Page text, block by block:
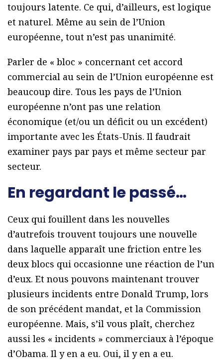
toujours latente. Ce qui, d’ailleurs, est logique
et naturel. Même au sein de l’Union
européenne, tout n’est pas unanimité.
Parler de « bloc » concernant cet accord
commercial au sein de l’Union européenne est
beaucoup dire. Tous les pays de l’Union
européenne n’ont pas une relation
économique (et/ou un déficit ou un excédent)
importante avec les États-Unis. Il faudrait
examiner pays par pays et même secteur par
secteur.
En regardant le passé…
Ceux qui fouillent dans les nouvelles
d’autrefois trouvent toujours une nouvelle
dans laquelle apparaît une friction entre les
deux blocs qui occasionne une réaction de l’un
d’eux. Et nous pouvons maintenant trouver
plusieurs incidents entre Donald Trump, lors
de son précédent mandat, et la Commission
européenne. Mais, s’il vous plaît, cherchez
aussi les « incidents » commerciaux à l’époque
d’Obama. Il y en a eu. Oui, il y en a eu.